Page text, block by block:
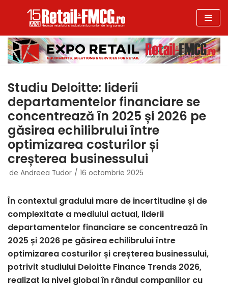
la
conținut
Studiu Deloitte: liderii
departamentelor financiare se
concentrează în 2025 și 2026 pe
găsirea echilibrului între
optimizarea costurilor și
creșterea businessului
de Andreea Tudor 16 octombrie 2025
În contextul gradului mare de incertitudine și de
complexitate a mediului actual, liderii
departamentelor financiare se concentrează în
2025 și 2026 pe găsirea echilibrului între
optimizarea costurilor și creșterea businessului,
potrivit studiului Deloitte Finance Trends 2026,
realizat la nivel global în rândul companiilor cu